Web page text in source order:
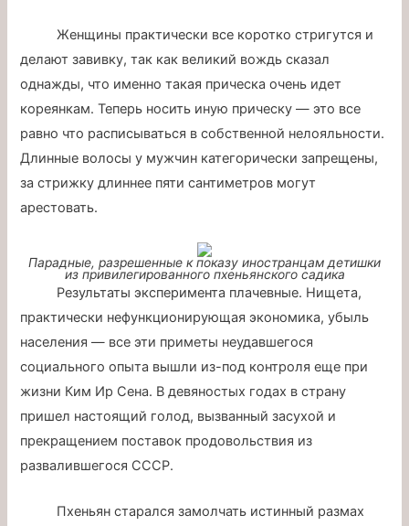
Женщины практически все коротко стригутся и
делают завивку, так как великий вождь сказал
однажды, что именно такая прическа очень идет
кореянкам. Теперь носить иную прическу — это все
равно что расписываться в собственной нелояльности.
Длинные волосы у мужчин категорически запрещены,
за стрижку длиннее пяти сантиметров могут
арестовать.
Парадные, разрешенные к показу иностранцам детишки
из привилегированного пхеньянского садика
Результаты эксперимента плачевные. Нищета,
практически нефункционирующая экономика, убыль
населения — все эти приметы неудавшегося
социального опыта вышли из-под контроля еще при
жизни Ким Ир Сена. В девяностых годах в страну
пришел настоящий голод, вызванный засухой и
прекращением поставок продовольствия из
развалившегося СССР.
Пхеньян старался замолчать истинный размах